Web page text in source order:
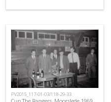
PV2015_117-01-03/118-29-33